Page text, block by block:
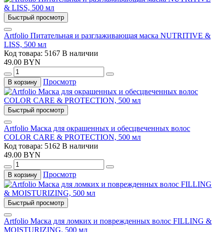
Быстрый просмотр
Artfolio Питательная и разглаживающая маска NUTRITIVE &
LISS, 500 мл
Код товара: 5167 В наличии
49.00 BYN
В корзину Просмотр
Быстрый просмотр
Artfolio Маска для окрашенных и обесцвеченных волос
COLOR CARE & PROTECTION, 500 мл
Код товара: 5162 В наличии
49.00 BYN
В корзину Просмотр
Быстрый просмотр
Artfolio Маска для ломких и поврежденных волос FILLING &
MOISTURIZING, 500 мл